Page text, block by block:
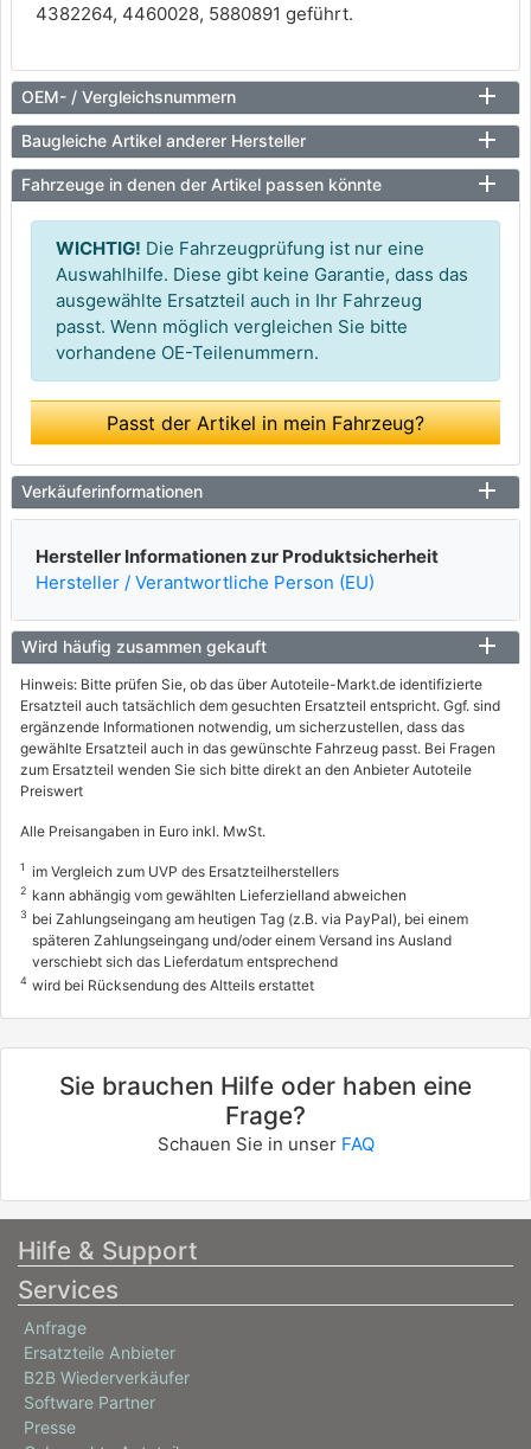
4382264, 4460028, 5880891 geführt.
OEM- / Vergleichsnummern
Baugleiche Artikel anderer Hersteller
Fahrzeuge in denen der Artikel passen könnte
WICHTIG! Die Fahrzeugprüfung ist nur eine
Auswahlhilfe. Diese gibt keine Garantie, dass das
ausgewählte Ersatzteil auch in Ihr Fahrzeug
passt. Wenn möglich vergleichen Sie bitte
vorhandene OE-Teilenummern.
Passt der Artikel in mein Fahrzeug?
Verkäuferinformationen
Hersteller Informationen zur Produktsicherheit
Hersteller / Verantwortliche Person (EU)
Wird häufig zusammen gekauft
Hinweis: Bitte prüfen Sie, ob das über Autoteile-Markt.de identifizierte
Ersatzteil auch tatsächlich dem gesuchten Ersatzteil entspricht. Ggf. sind
ergänzende Informationen notwendig, um sicherzustellen, dass das
gewählte Ersatzteil auch in das gewünschte Fahrzeug passt. Bei Fragen
zum Ersatzteil wenden Sie sich bitte direkt an den Anbieter Autoteile
Preiswert
Alle Preisangaben in Euro inkl. MwSt.
1 im Vergleich zum UVP des Ersatzteilherstellers
2 kann abhängig vom gewählten Lieferzielland abweichen
3 bei Zahlungseingang am heutigen Tag (z.B. via PayPal), bei einem
späteren Zahlungseingang und/oder einem Versand ins Ausland
verschiebt sich das Lieferdatum entsprechend
4 wird bei Rücksendung des Altteils erstattet
Sie brauchen Hilfe oder haben eine
Frage?
Schauen Sie in unser FAQ
Hilfe & Support
Services
Anfrage
Ersatzteile Anbieter
B2B Wiederverkäufer
Software Partner
Presse